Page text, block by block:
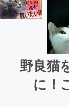
野良猫
に！